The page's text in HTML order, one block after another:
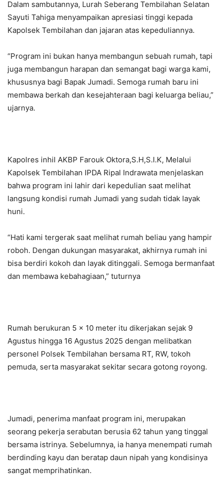
Dalam sambutannya, Lurah Seberang Tembilahan Selatan
Sayuti Tahiga menyampaikan apresiasi tinggi kepada
Kapolsek Tembilahan dan jajaran atas kepeduliannya.
“Program ini bukan hanya membangun sebuah rumah, tapi
juga membangun harapan dan semangat bagi warga kami,
khususnya bagi Bapak Jumadi. Semoga rumah baru ini
membawa berkah dan kesejahteraan bagi keluarga beliau,”
ujarnya.
Kapolres inhil AKBP Farouk Oktora,S.H,S.I.K, Melalui
Kapolsek Tembilahan IPDA Ripal Indrawata menjelaskan
bahwa program ini lahir dari kepedulian saat melihat
langsung kondisi rumah Jumadi yang sudah tidak layak
huni.
“Hati kami tergerak saat melihat rumah beliau yang hampir
roboh. Dengan dukungan masyarakat, akhirnya rumah ini
bisa berdiri kokoh dan layak ditinggali. Semoga bermanfaat
dan membawa kebahagiaan,” tuturnya
Rumah berukuran 5 x 10 meter itu dikerjakan sejak 9
Agustus hingga 16 Agustus 2025 dengan melibatkan
personel Polsek Tembilahan bersama RT, RW, tokoh
pemuda, serta masyarakat sekitar secara gotong royong.
Jumadi, penerima manfaat program ini, merupakan
seorang pekerja serabutan berusia 62 tahun yang tinggal
bersama istrinya. Sebelumnya, ia hanya menempati rumah
berdinding kayu dan beratap daun nipah yang kondisinya
sangat memprihatinkan.